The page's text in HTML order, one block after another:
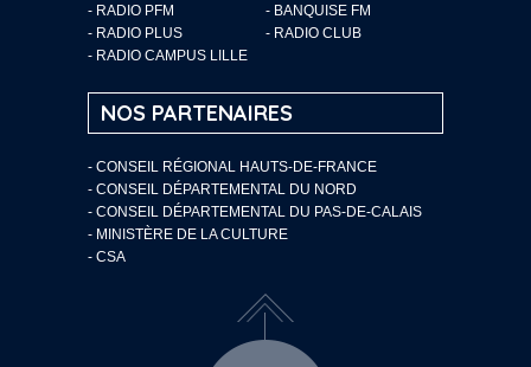
- RADIO PFM
- BANQUISE FM
- RADIO PLUS
- RADIO CLUB
- RADIO CAMPUS LILLE
NOS PARTENAIRES
- CONSEIL RÉGIONAL HAUTS-DE-FRANCE
- CONSEIL DÉPARTEMENTAL DU NORD
- CONSEIL DÉPARTEMENTAL DU PAS-DE-CALAIS
- MINISTÈRE DE LA CULTURE
- CSA